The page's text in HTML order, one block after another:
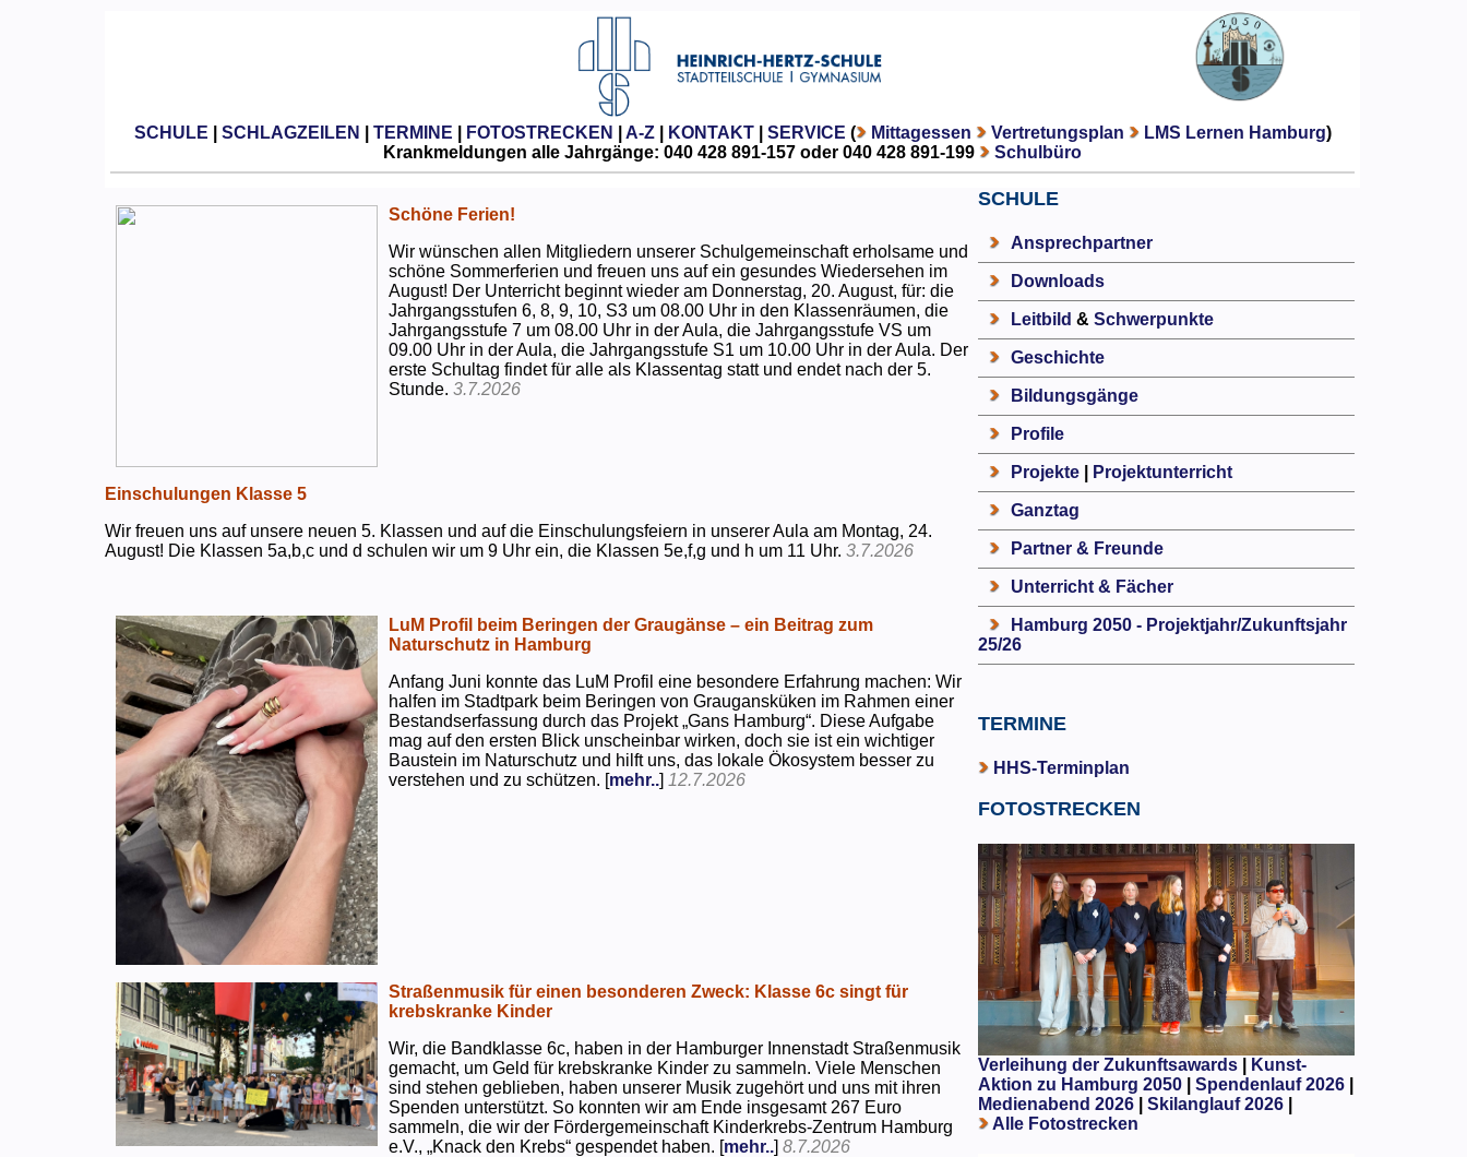
SCHULE SCHLAGZEILEN TERMINE FOTOSTRECKEN A-Z| KONTAKT| SERVICE ( Mittagessen Vertretungsplan LMS Lernen Hamburg)
Krankmeldungen alle Jahrgänge: 040 428 891-157 oder 040 428 891-199
Schulbüro
Schöne Ferien!
Wir wünschen allen Mitgliedern unserer Schulgemeinschaft erholsame und
schöne Sommerferien und freuen uns auf ein gesundes Wiedersehen im
August! Der Unterricht beginnt wieder am Donnerstag, 20. August, für: die
Jahrgangsstufen 6, 8, 9, 10, S3 um 08.00 Uhr in den Klassenräumen, die
Jahrgangsstufe 7 um 08.00 Uhr in der Aula, die Jahrgangsstufe VS um
09.00 Uhr in der Aula, die Jahrgangsstufe S1 um 10.00 Uhr in der Aula. Der
erste Schultag findet für alle als Klassentag statt und endet nach der 5.
Stunde.3.7.2026
Einschulungen Klasse 5
Wir freuen uns auf unsere neuen 5. Klassen und auf die Einschulungsfeiern in unserer Aula am Montag, 24.
August! Die Klassen 5a,b,c und d schulen wir um 9 Uhr ein, die Klassen 5e,f,g und h um 11 Uhr.3.7.2026
LuM Profil beim Beringen der Graugänse – ein Beitrag zum
Naturschutz in Hamburg
Anfang Juni konnte das LuM Profil eine besondere Erfahrung machen: Wir
halfen im Stadtpark beim Beringen von Graugansküken im Rahmen einer
Bestandserfassung durch das Projekt „Gans Hamburg“. Diese Aufgabe
mag auf den ersten Blick unscheinbar wirken, doch sie ist ein wichtiger
Baustein im Naturschutz und hilft uns, das lokale Ökosystem besser zu
verstehen und zu schützen. [mehr..] 12.7.2026
Straßenmusik für einen besonderen Zweck: Klasse 6c singt für
krebskranke Kinder
Wir, die Bandklasse 6c, haben in der Hamburger Innenstadt Straßenmusik
gemacht, um Geld für krebskranke Kinder zu sammeln. Viele Menschen
sind stehen geblieben, haben unserer Musik zugehört und uns mit ihren
Spenden unterstützt. So konnten wir am Ende insgesamt 267 Euro
sammeln, die wir der Fördergemeinschaft Kinderkrebs-Zentrum Hamburg
e.V., „Knack den Krebs“ gespendet haben. [mehr..]8.7.2026
SCHULE
Ansprechpartner
Downloads
Leitbild & Schwerpunkte
Geschichte
Bildungsgänge
Profile
Projekte| Projektunterricht
Ganztag
Partner & Freunde
Unterricht & Fächer
Hamburg 2050 - Projektjahr/Zukunftsjahr
25/26
TERMINE
HHS-Terminplan
FOTOSTRECKEN
Verleihung der Zukunftsawards|
Kunst-
Aktion zu Hamburg 2050
Spendenlauf 2026|
Medienabend 2026| Skilanglauf 2026|
Alle Fotostrecken